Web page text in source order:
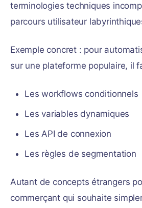
terminologies techniques
parcours utilisateur
Exemple concret : pour
sur une plateforme populaire, il
Les workflows conditionnels
Les variables dynamiques
Les API de connexion
Les règles de segmentation
Autant de concepts étrangers
commerçant qui souhaite